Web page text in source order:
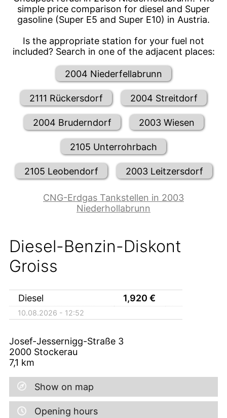
simple price comparison for diesel and Super
gasoline (Super E5 and Super E10) in Austria.
Is the appropriate station for your fuel not
included? Search in one of the adjacent places:
2004 Niederfellabrunn
2111 Rückersdorf 2004 Streitdorf
2004 Bruderndorf 2003 Wiesen
2105 Unterrohrbach
2105 Leobendorf 2003 Leitzersdorf
CNG-Erdgas Tankstellen in 2003
Niederhollabrunn
Diesel-Benzin-Diskont
Groiss
Diesel 1,920 €
10.08.2026 - 12:52
Josef-Jessernigg-Straße 3
2000 Stockerau
7,1 km
Show on map
Opening hours